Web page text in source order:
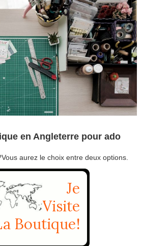
en Angleterre pour ado
aurez le choix entre deux options.